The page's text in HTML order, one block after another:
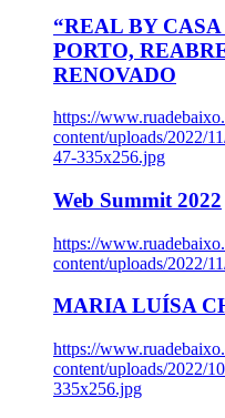
“REAL BY
PORTO,
RENOVADO
https://
content/uploads/2022/
47-335x256.jpg
Web Summit 2022
https://
content/uploads/2022/
MARIA LUÍSA
https://
content/uploads/2022/
335x256.jpg